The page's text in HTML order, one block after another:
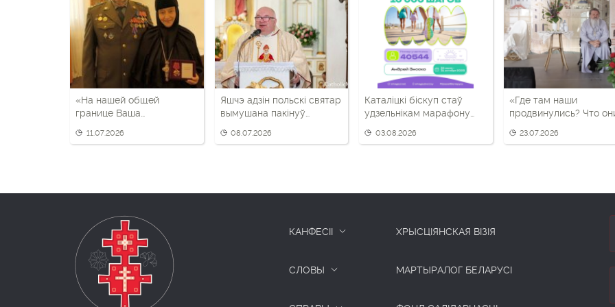
«На нашей общей
границе Ваша
неоценимую пользу»:
11.07.2026
Яшчэ адзін польскі святар
вымушана пакінуў
гадоў служэння
08.07.2026
Каталіцкі біскуп стаў
удзельнікам марафону
спартыўнага клуба»
03.08.2026
«Где там наши
продвинулись? Что
протоиерей Андрей
российских войск
23.07.2026
КАНФЕСІІ
СЛОВЫ
ХРЫСЦІЯНСКАЯ ВІЗІЯ
МАРТЫРАЛОГ БЕЛАРУСІ